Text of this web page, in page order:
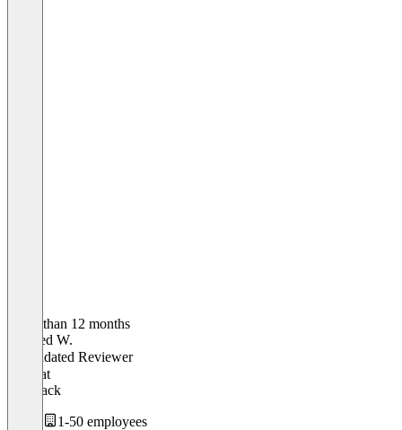
Older than 12 months
Wilfried W.
Validated Reviewer
at
Pinestack
1-50 employees